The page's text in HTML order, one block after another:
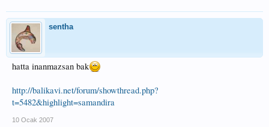
sentha
hatta inanmazsan bak
http://balikavi.net/forum/showthread.php?
t=5482&highlight=samandira
10 Ocak 2007